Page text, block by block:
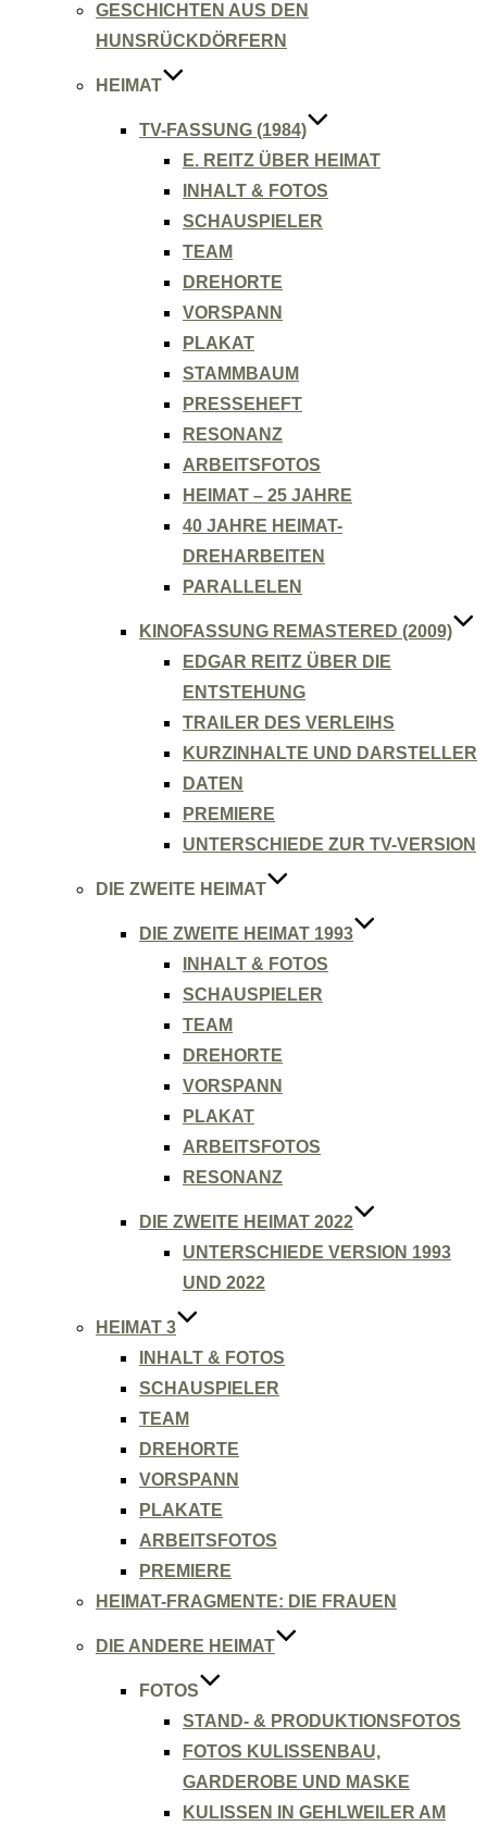
GESCHICHTEN AUS DEN
HUNSRÜCKDÖRFERN
HEIMAT
TV-FASSUNG (1984)
E. REITZ ÜBER HEIMAT
INHALT & FOTOS
SCHAUSPIELER
TEAM
DREHORTE
VORSPANN
PLAKAT
STAMMBAUM
PRESSEHEFT
RESONANZ
ARBEITSFOTOS
HEIMAT – 25 JAHRE
40 JAHRE HEIMAT-
DREHARBEITEN
PARALLELEN
KINOFASSUNG REMASTERED (2009)
EDGAR REITZ ÜBER DIE
ENTSTEHUNG
TRAILER DES VERLEIHS
KURZINHALTE UND DARSTELLER
DATEN
PREMIERE
UNTERSCHIEDE ZUR TV-VERSION
DIE ZWEITE HEIMAT
DIE ZWEITE HEIMAT 1993
INHALT & FOTOS
SCHAUSPIELER
TEAM
DREHORTE
VORSPANN
PLAKAT
ARBEITSFOTOS
RESONANZ
DIE ZWEITE HEIMAT 2022
UNTERSCHIEDE VERSION 1993
UND 2022
HEIMAT 3
INHALT & FOTOS
SCHAUSPIELER
TEAM
DREHORTE
VORSPANN
PLAKATE
ARBEITSFOTOS
PREMIERE
HEIMAT-FRAGMENTE: DIE FRAUEN
DIE ANDERE HEIMAT
FOTOS
STAND- & PRODUKTIONSFOTOS
FOTOS KULISSENBAU,
GARDEROBE UND MASKE
KULISSEN IN GEHLWEILER AM